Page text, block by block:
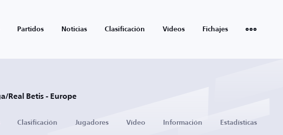
Partidos Noticias Clasificación Vídeos Fichajes
Real Betis - Europe
Clasificación Jugadores Vídeo Información Estadísticas